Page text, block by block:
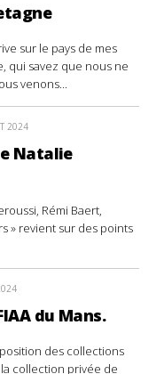
sur le pays de mes
qui savez que nous ne
venons...
2024
Natalie
Rémi Baert,
» revient sur des points
du Mans.
des collections
collection privée de